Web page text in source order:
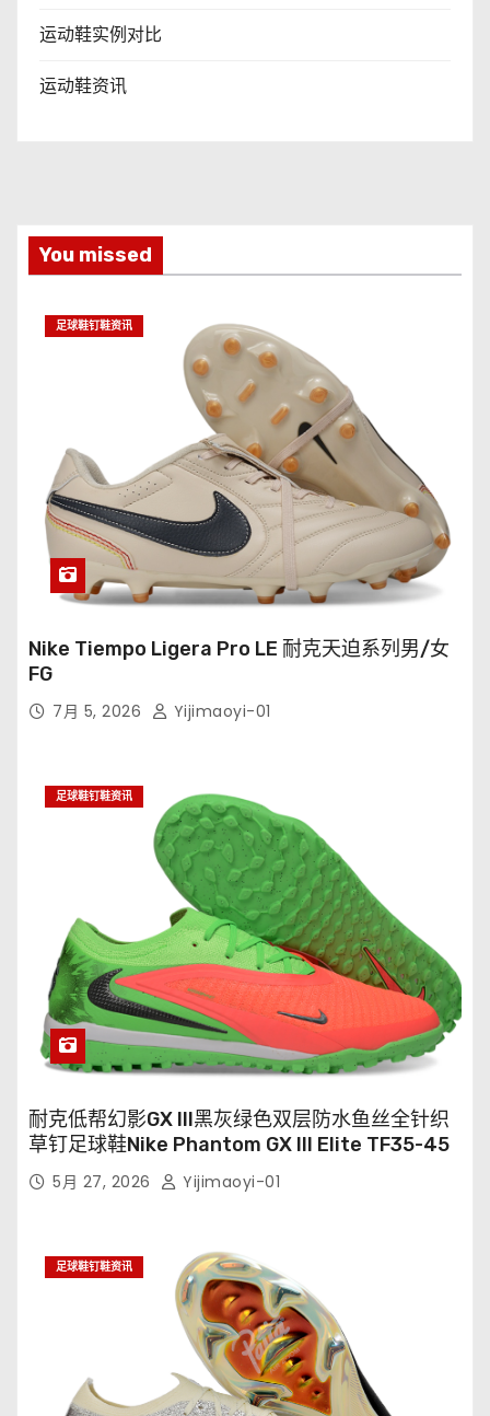
运动鞋实例对比
运动鞋资讯
You missed
足球鞋钉鞋资讯
Nike Tiempo Ligera Pro LE 耐克天迫系列男/女
FG
7月 5, 2026 Yijimaoyi-01
足球鞋钉鞋资讯
耐克低帮幻影GX III黑灰绿色双层防水鱼丝全针织
草钉足球鞋Nike Phantom GX III Elite TF35-45
5月 27, 2026 Yijimaoyi-01
足球鞋钉鞋资讯